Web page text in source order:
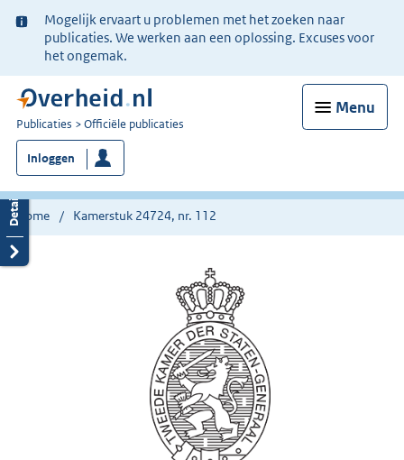
Ter
informatie:
Mogelijk ervaart u problemen met het zoeken naar
publicaties. We werken aan een oplossing. Excuses voor
het ongemak.
Menu
U
bent
nu
hier:
Publicaties Officiële publicaties
Inloggen
Home Kamerstuk 24724, nr. 112